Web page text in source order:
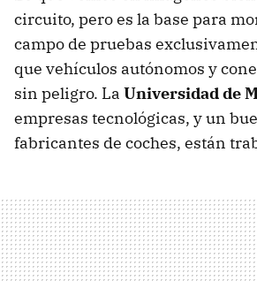
circuito, pero es la base para
campo de pruebas
que vehículos autónomos y
sin peligro. La Universidad de
empresas tecnológicas, y un
fabricantes de coches, están